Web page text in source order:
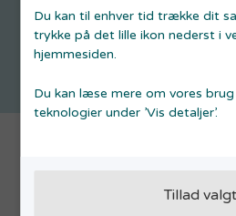
Du kan til enhver tid trække dit
trykke på det lille ikon nederst i
hjemmesiden.
Du kan læse mere om vores
teknologier under ’Vis detaljer’.
Tillad
... og meget mere.
også en række events, som